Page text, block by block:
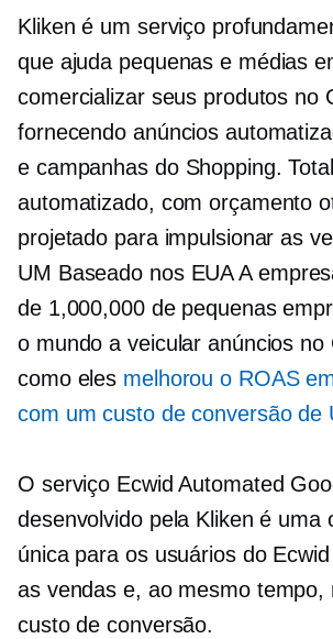
Kliken é um serviço
que ajuda pequenas e médias
comercializar seus produtos no
fornecendo anúncios
e campanhas do Shopping.
automatizado, com orçamento
projetado para impulsionar as
UM Baseado nos EUAA
de 1,000,000 de pequenas
o mundo a veicular anúncios no
como eles melhorou o ROAS
com um custo de conversão de
O serviço Ecwid Automated
desenvolvido pela Kliken é uma
única para os usuários do
as vendas e, ao mesmo tempo,
custo de conversão.